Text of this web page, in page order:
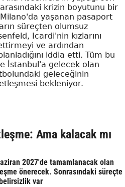
krizin boyutunu bir
yaşanan pasaport
süreçten olumsuz
Icardi'nin kızlarını
ve ardından
iddia etti. Tüm bu
İstanbul'a gelecek olan
geleceğinin
bekleniyor.
Ama kalacak mı
2027'de tamamlanacak olan
önerecek. Sonrasındaki süreçte
var